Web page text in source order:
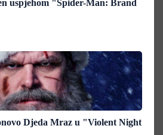
uspjehom "Spider-Man: Brand
Djeda Mraz u "Violent Night